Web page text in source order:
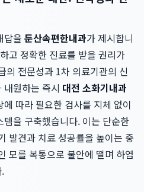
답을 둔산속편한내과가 제시합니
고 정확한 진료를 받을 권리가
의 전문성과 1차 의료기관의 신
원하는 즉시 대전 소화기내과
따라 필요한 검사를 지체 없이
템을 구축했습니다. 이는 단순한
발견과 치료 성공률을 높이는 중
모를 복통으로 불안에 떨며 하염